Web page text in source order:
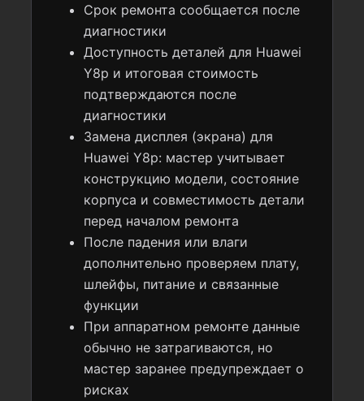
Срок ремонта сообщается после
диагностики
Доступность деталей для Huawei
Y8p и итоговая стоимость
подтверждаются после
диагностики
Замена дисплея (экрана) для
Huawei Y8p: мастер учитывает
конструкцию модели, состояние
корпуса и совместимость детали
перед началом ремонта
После падения или влаги
дополнительно проверяем плату,
шлейфы, питание и связанные
функции
При аппаратном ремонте данные
обычно не затрагиваются, но
мастер заранее предупреждает о
рисках